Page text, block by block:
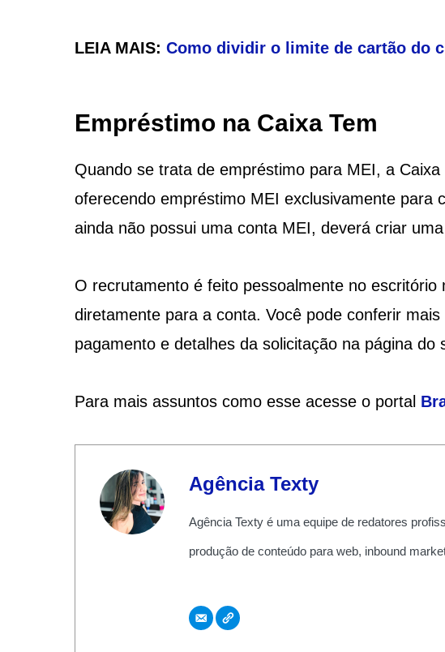
LEIA MAIS: Como dividir o limite de cartão do
Empréstimo na Caixa Tem
Quando se trata de empréstimo para MEI, a
oferecendo empréstimo MEI exclusivamente para
ainda não possui uma conta MEI, deverá criar
O recrutamento é feito pessoalmente no
diretamente para a conta. Você pode conferir
pagamento e detalhes da solicitação na página do
Para mais assuntos como esse acesse o portal
Agência Texty
Agência Texty é uma equipe de redatores
produção de conteúdo para web, inbound